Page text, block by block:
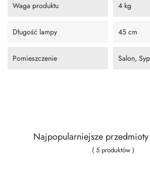
Waga produktu 4 kg
Długość lampy 45 cm
Pomieszczenie Salon,
Najpopularniejsze
( 5 produktów )